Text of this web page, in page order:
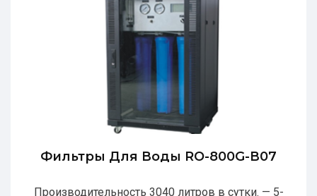
Фильтры Для Воды RO-800G-В07
Производительность 3040 литров в сутки. — 5-